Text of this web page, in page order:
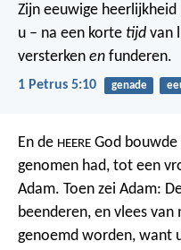
Zijn eeuwige heerlijkheid
u – na een korte tijd van
versterken en funderen.
1 Petrus 5:10 genade
En de HEERE God
genomen had, tot een
Adam. Toen zei Adam:
beenderen, en vlees van
genoemd worden, want